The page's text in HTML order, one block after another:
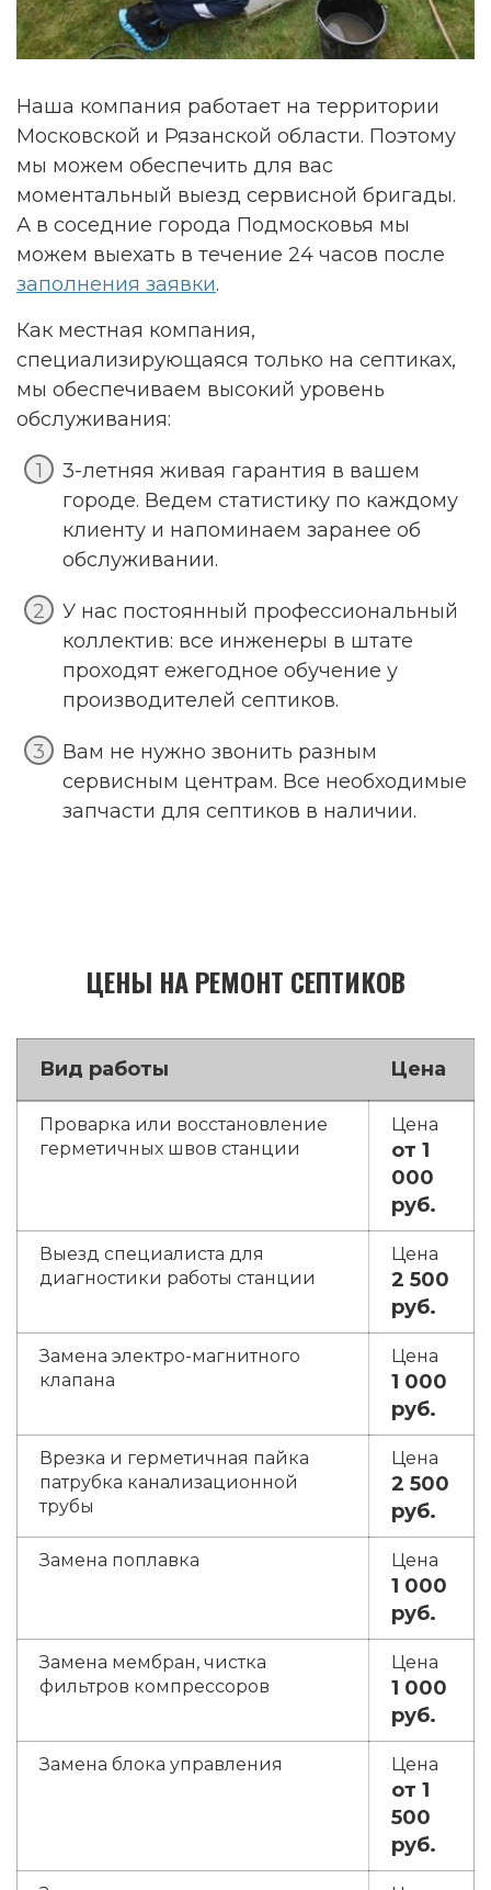
Наша компания работает на территории
Московской и Рязанской области. Поэтому
мы можем обеспечить для вас
моментальный выезд сервисной бригады.
А в соседние города Подмосковья мы
можем выехать в течение 24 часов после
заполнения заявки.
Как местная компания,
специализирующаяся только на септиках,
мы обеспечиваем высокий уровень
обслуживания:
3-летняя живая гарантия в вашем
городе. Ведем статистику по каждому
клиенту и напоминаем заранее об
обслуживании.
У нас постоянный профессиональный
коллектив: все инженеры в штате
проходят ежегодное обучение у
производителей септиков.
Вам не нужно звонить разным
сервисным центрам. Все необходимые
запчасти для септиков в наличии.
ЦЕНЫ НА РЕМОНТ СЕПТИКОВ
Вид работы Цена
Проварка или восстановление
герметичных швов станции
от 1
000
руб.
Выезд специалиста для
диагностики работы станции
2 500
руб.
Замена электро-магнитного
клапана
1 000
руб.
Врезка и герметичная пайка
патрубка канализационной
трубы
2 500
руб.
Замена поплавка
1 000
руб.
Замена мембран, чистка
фильтров компрессоров
1 000
руб.
Замена блока управления
от 1
500
руб.